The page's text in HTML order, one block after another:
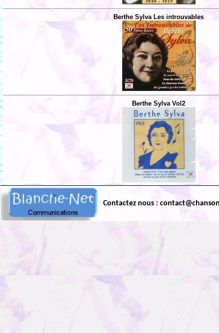
Berthe Sylva Les introuvables
Berthe Sylva Vol2
Contactez nous :